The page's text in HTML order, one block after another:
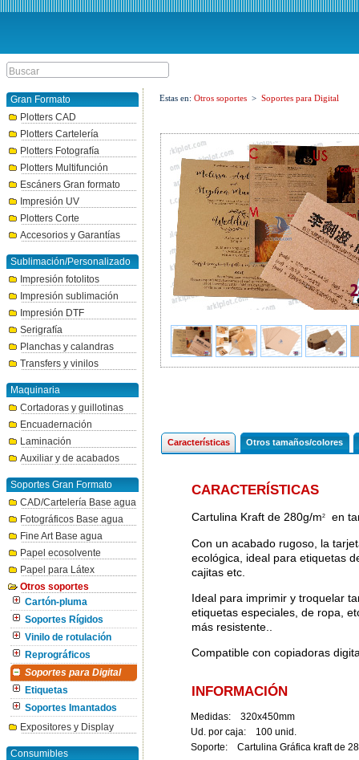
Gran Formato
Plotters CAD
Plotters Cartelería
Plotters Fotografía
Plotters Multifunción
Escáners Gran formato
Impresión UV
Plotters Corte
Accesorios y Garantías
Sublimación/Personalizado
Impresión fotolitos
Impresión sublimación
Impresión DTF
Serigrafía
Planchas y calandras
Transfers y vinilos
Maquinaria
Cortadoras y guillotinas
Encuadernación
Laminación
Auxiliar y de acabados
Soportes Gran Formato
CAD/Cartelería Base agua
Fotográficos Base agua
Fine Art Base agua
Papel ecosolvente
Papel para Látex
Otros soportes
Cartón-pluma
Soportes Rígidos
Vinilo de rotulación
Reprográficos
Soportes para Digital
Etiquetas
Soportes Imantados
Expositores y Display
Consumibles
Estas en: Otros soportes > Soportes para Digital
Características Otros tamaños/colores
CARACTERÍSTICAS
Cartulina Kraft de 280g/m2en
Con un acabado rugoso, la
ecológica, ideal para etiquetas
cajitas etc.
Ideal para imprimir y troquelar
etiquetas especiales, de ropa,
más resistente..
Compatible con copiadoras
INFORMACIÓN
Medidas: 320x450mm
Ud. por caja: 100 unid.
Soporte: Cartulina Gráfica kraft de